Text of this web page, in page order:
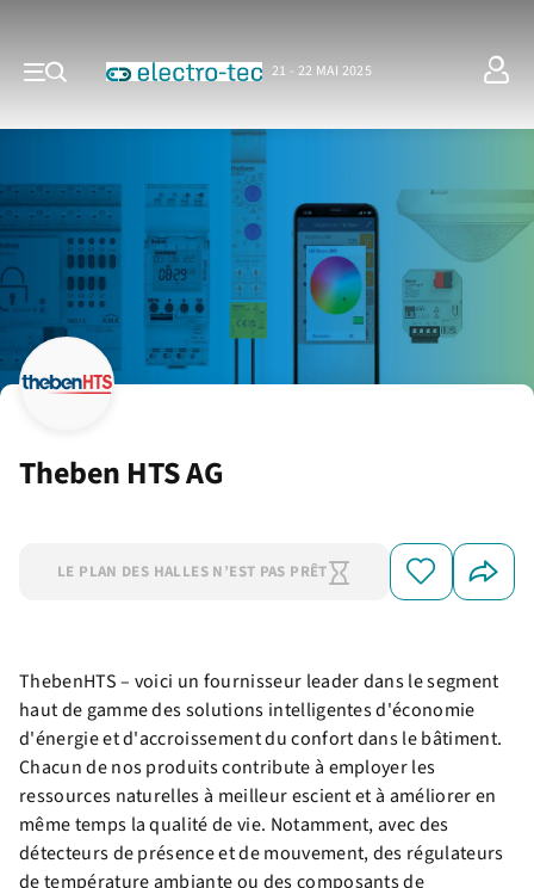
21 - 22 MAI 2025
Theben HTS AG
LE PLAN DES HALLES N’EST PAS PRÊT
ThebenHTS – voici un fournisseur leader dans le segment
haut de gamme des solutions intelligentes d'économie
d'énergie et d'accroissement du confort dans le bâtiment.
Chacun de nos produits contribute à employer les
ressources naturelles à meilleur escient et à améliorer en
même temps la qualité de vie. Notamment, avec des
détecteurs de présence et de mouvement, des régulateurs
de température ambiante ou des composants de